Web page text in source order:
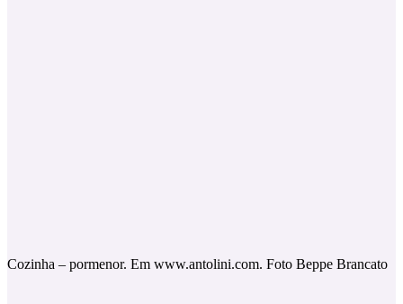
Cozinha – pormenor. Em www.antolini.com. Foto Beppe Brancato